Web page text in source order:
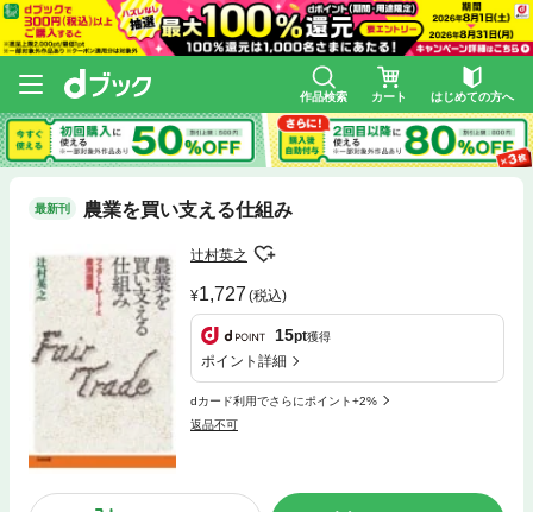
作品検索 カート はじめての方へ
最新刊 農業を買い支える仕組み
辻村英之
1,727 (税込)
15pt獲得
ポイント詳細
dカード利用でさらにポイント+2%
返品不可